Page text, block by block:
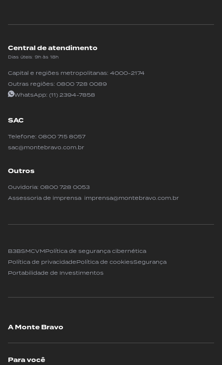
Central de atendimento
Dias úteis: 9h às 18h
Capital e regiões metropolitanas: 4000-2174
Outras regiões: 0800 728 0089
WhatsApp: (11) 2394-7858
SAC
Telefone: 0800 715 8057
sac@montebravo.com.br
Outros
Ouvidoria: 0800 728 0053
Assessoria de imprensa imprensa@montebravo.com.br
B3BSMCVMPolítica de segurança cibernética
Política de privacidadePolítica de cookiesSegurança
Portabilidade de Investimentos
A Monte Bravo
Para você